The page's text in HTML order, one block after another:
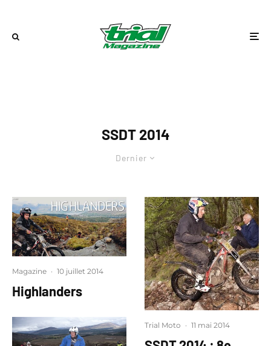
SSDT 2014
Dernier
Magazine · 10 juillet 2014
Highlanders
Trial Moto · 11 mai 2014